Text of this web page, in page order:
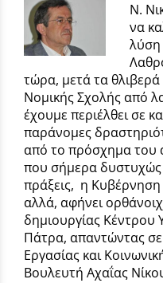
N.
να
λύση
τώρα, μετά τα
Νομικής Σχολής από
έχουμε περιέλθει σε
παράνομες
από το πρόσχημα του
που σήμερα δυστυχώς
πράξεις, η Κυβέρνηση
αλλά, αφήνει
δημιουργίας
Πάτρα, απαντώντας
Εργασίας και
Βουλευτή Αχαΐας